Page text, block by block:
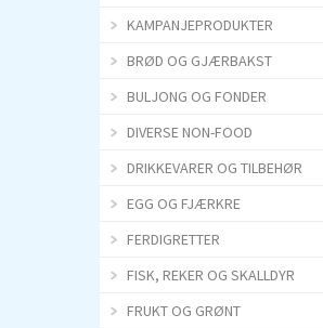
KAMPANJEPRODUKTER
BRØD OG GJÆRBAKST
BULJONG OG FONDER
DIVERSE NON-FOOD
DRIKKEVARER OG TILBEHØR
EGG OG FJÆRKRE
FERDIGRETTER
FISK, REKER OG SKALLDYR
FRUKT OG GRØNT